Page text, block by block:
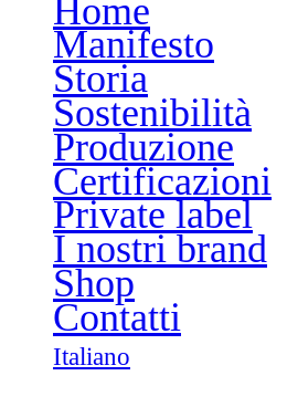
Home
Manifesto
Storia
Sostenibilità
Produzione
Certificazioni
Private label
I nostri brand
Shop
Contatti
Italiano